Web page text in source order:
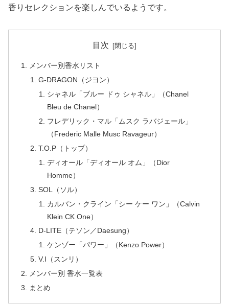
香りセレクションを楽しんでいるようです。
目次
メンバー別香水リスト
G-DRAGON（ジヨン）
シャネル「ブルー ドゥ シャネル」（Chanel
Bleu de Chanel）
フレデリック・マル「ムスク ラバジェール」
（Frederic Malle Musc Ravageur）
T.O.P（トップ）
ディオール「ディオール オム」（Dior
Homme）
SOL（ソル）
カルバン・クライン「シー ケー ワン」（Calvin
Klein CK One）
D-LITE（テソン／Daesung）
ケンゾー「パワー」（Kenzo Power）
V.I（スンリ）
メンバー別 香水一覧表
まとめ